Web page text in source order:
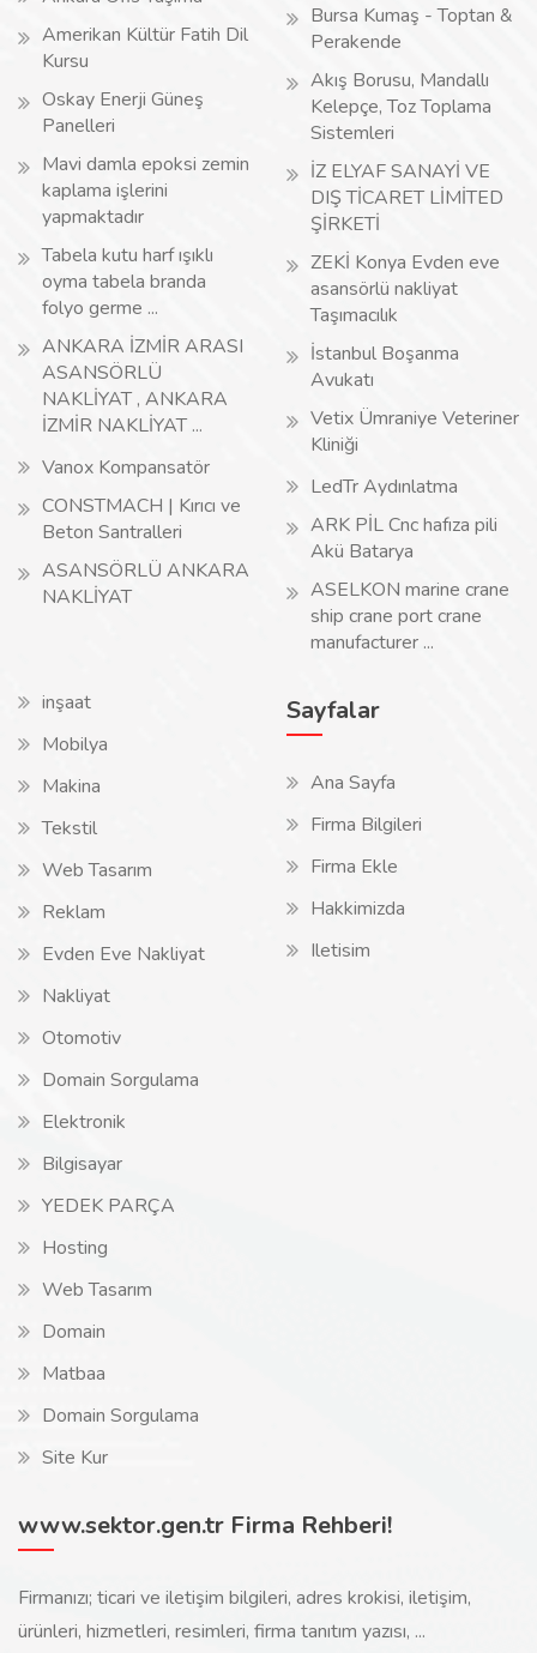
Amerikan Kültür Fatih Dil
Kursu
Oskay Enerji Güneş
Panelleri
Mavi damla epoksi zemin
kaplama işlerini
yapmaktadır
Tabela kutu harf ışıklı
oyma tabela branda
folyo germe ...
ANKARA İZMİR ARASI
ASANSÖRLÜ
NAKLİYAT , ANKARA
İZMİR NAKLİYAT ...
Vanox Kompansatör
CONSTMACH | Kırıcı ve
Beton Santralleri
ASANSÖRLÜ ANKARA
NAKLİYAT
Bursa Kumaş - Toptan &
Perakende
Akış Borusu, Mandallı
Kelepçe, Toz Toplama
Sistemleri
İZ ELYAF SANAYİ VE
DIŞ TİCARET LİMİTED
ŞİRKETİ
ZEKİ Konya Evden eve
asansörlü nakliyat
Taşımacılık
İstanbul Boşanma
Avukatı
Vetix Ümraniye Veteriner
Kliniği
LedTr Aydınlatma
ARK PİL Cnc hafıza pili
Akü Batarya
ASELKON marine crane
ship crane port crane
manufacturer ...
inşaat
Mobilya
Makina
Tekstil
Web Tasarım
Reklam
Evden Eve Nakliyat
Nakliyat
Otomotiv
Domain Sorgulama
Elektronik
Bilgisayar
YEDEK PARÇA
Hosting
Web Tasarım
Domain
Matbaa
Domain Sorgulama
Site Kur
Sayfalar
Ana Sayfa
Firma Bilgileri
Firma Ekle
Hakkimizda
Iletisim
www.sektor.gen.tr Firma Rehberi!
Firmanızı; ticari ve iletişim bilgileri, adres krokisi, iletişim,
ürünleri, hizmetleri, resimleri, firma tanıtım yazısı, ...